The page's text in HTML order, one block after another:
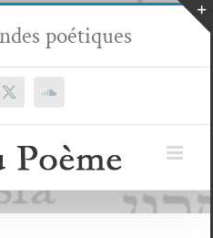
poétiques
X SoundCloud